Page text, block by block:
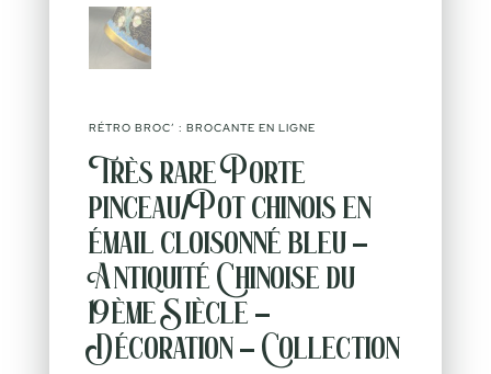
RÉTRO BROC’ : BROCANTE EN LIGNE
Très rare Porte
pinceau/Pot chinois en
émail cloisonné bleu –
Antiquité Chinoise du
19ème Siècle –
Décoration – Collection